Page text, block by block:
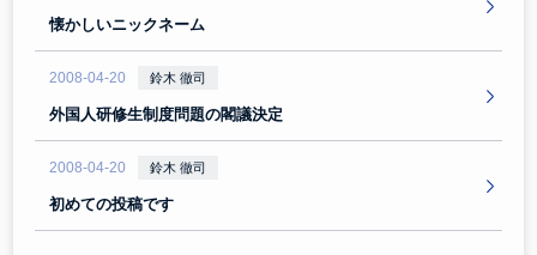
懐かしいニックネーム
2008-04-20 鈴木 徹司
外国人研修生制度問題の閣議決定
2008-04-20 鈴木 徹司
初めての投稿です